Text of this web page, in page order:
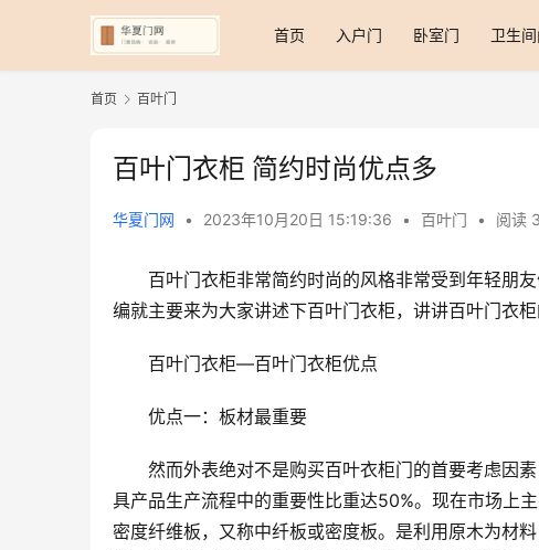
首页 入户门 卧室门 卫生
首页 百叶门
百叶门衣柜 简约时尚优点多
华夏门网 • 2023年10月20日 15:19:36 • 百叶门 • 阅读
百叶门衣柜非常简约时尚的风格非常受到年轻朋
编就主要来为大家讲述下百叶门衣柜，讲讲百叶门衣柜
百叶门衣柜—百叶门衣柜优点
优点一：板材最重要
然而外表绝对不是购买百叶衣柜门的首要考虑因
具产品生产流程中的重要性比重达50%。现在市场上
密度纤维板，又称中纤板或密度板。是利用原木为材